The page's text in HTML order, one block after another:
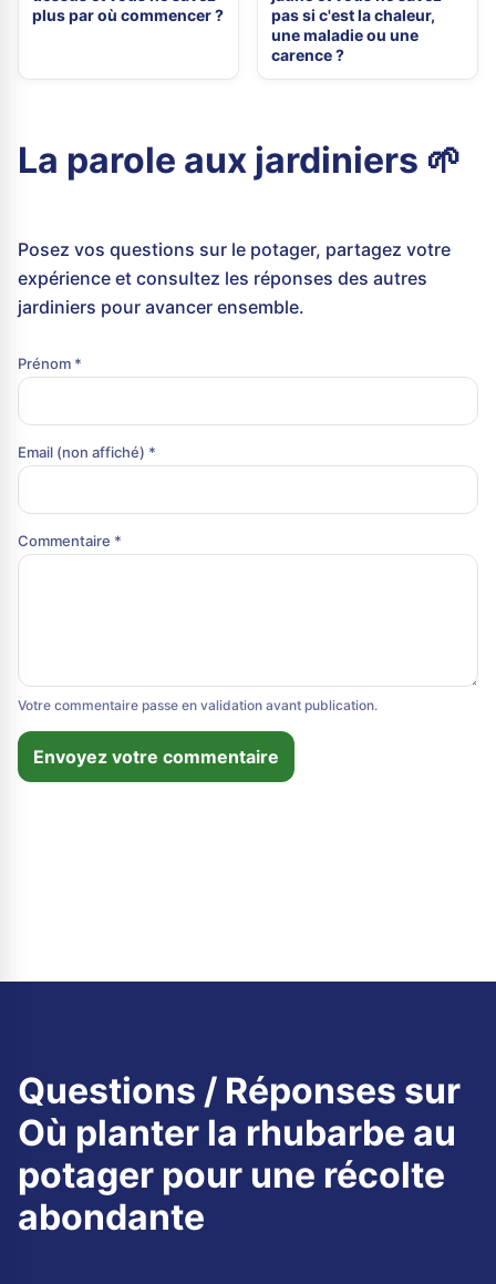
plus par où commencer ?
pas si c'est la chaleur,
une maladie ou une
carence ?
La parole aux jardiniers 🌱
Posez vos questions sur le potager, partagez votre
expérience et consultez les réponses des autres
jardiniers pour avancer ensemble.
Prénom *
Email (non affiché) *
Commentaire *
Votre commentaire passe en validation avant publication.
Envoyez votre commentaire
Questions / Réponses sur
Où planter la rhubarbe au
potager pour une récolte
abondante